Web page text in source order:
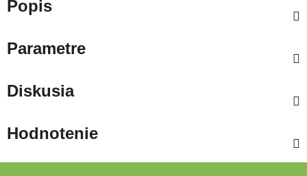
Popis
Parametre
Diskusia
Hodnotenie